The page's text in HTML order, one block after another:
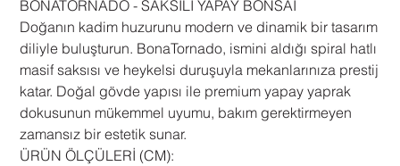
BONATORNADO - SAKSILI YAPAY BONSAI
​Doğanın kadim huzurunu modern ve dinamik bir tasarım
diliyle buluşturun. BonaTornado, ismini aldığı spiral hatlı
masif saksısı ve heykelsi duruşuyla mekanlarınıza prestij
katar. Doğal gövde yapısı ile premium yapay yaprak
dokusunun mükemmel uyumu, bakım gerektirmeyen
zamansız bir estetik sunar.
​ÜRÜN ÖLÇÜLERİ (CM):